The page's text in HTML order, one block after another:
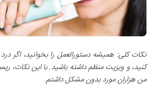
نکات کلی: همیشه دستورالعمل را بخوانید، اگر
کنید، و ویزیت منظم داشته باشید. با این نکات،
من هزاران مورد بدون مشکل داشتم.